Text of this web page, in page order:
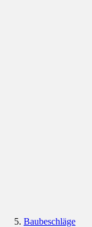
Baubeschläge